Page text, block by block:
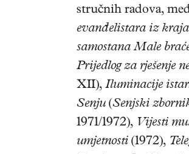
stručnih radova,
evanđelistara iz
samostana Male
Prijedlog za rješenje
XII), Iluminacije
Senju (Senjski
1971/1972), Vijesti
umjetnosti (1972),